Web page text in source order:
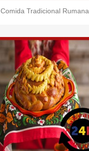
Comida Tradicional Rumana